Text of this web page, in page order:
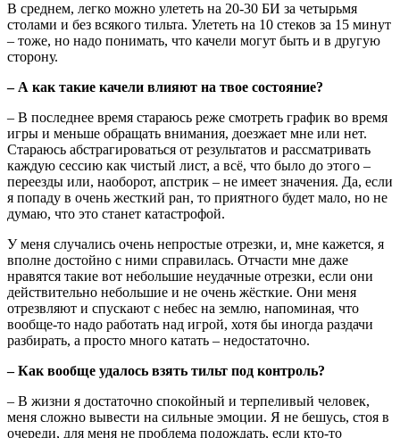
В среднем, легко можно улететь на 20-30 БИ за четырьмя
столами и без всякого тильта. Улететь на 10 стеков за 15 минут
– тоже, но надо понимать, что качели могут быть и в другую
сторону.
– А как такие качели влияют на твое состояние?
– В последнее время стараюсь реже смотреть график во время
игры и меньше обращать внимания, доезжает мне или нет.
Стараюсь абстрагироваться от результатов и рассматривать
каждую сессию как чистый лист, а всё, что было до этого –
переезды или, наоборот, апстрик – не имеет значения. Да, если
я попаду в очень жесткий ран, то приятного будет мало, но не
думаю, что это станет катастрофой.
У меня случались очень непростые отрезки, и, мне кажется, я
вполне достойно с ними справилась. Отчасти мне даже
нравятся такие вот небольшие неудачные отрезки, если они
действительно небольшие и не очень жёсткие. Они меня
отрезвляют и спускают с небес на землю, напоминая, что
вообще-то надо работать над игрой, хотя бы иногда раздачи
разбирать, а просто много катать – недостаточно.
– Как вообще удалось взять тильт под контроль?
– В жизни я достаточно спокойный и терпеливый человек,
меня сложно вывести на сильные эмоции. Я не бешусь, стоя в
очереди, для меня не проблема подождать, если кто-то